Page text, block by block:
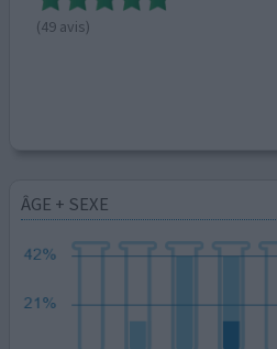
(49 avis)
ÂGE + SEXE